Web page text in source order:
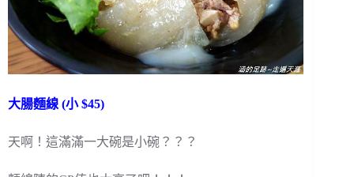
大腸麵線 (小 $45)
天啊！這滿滿一大碗是小碗？？？